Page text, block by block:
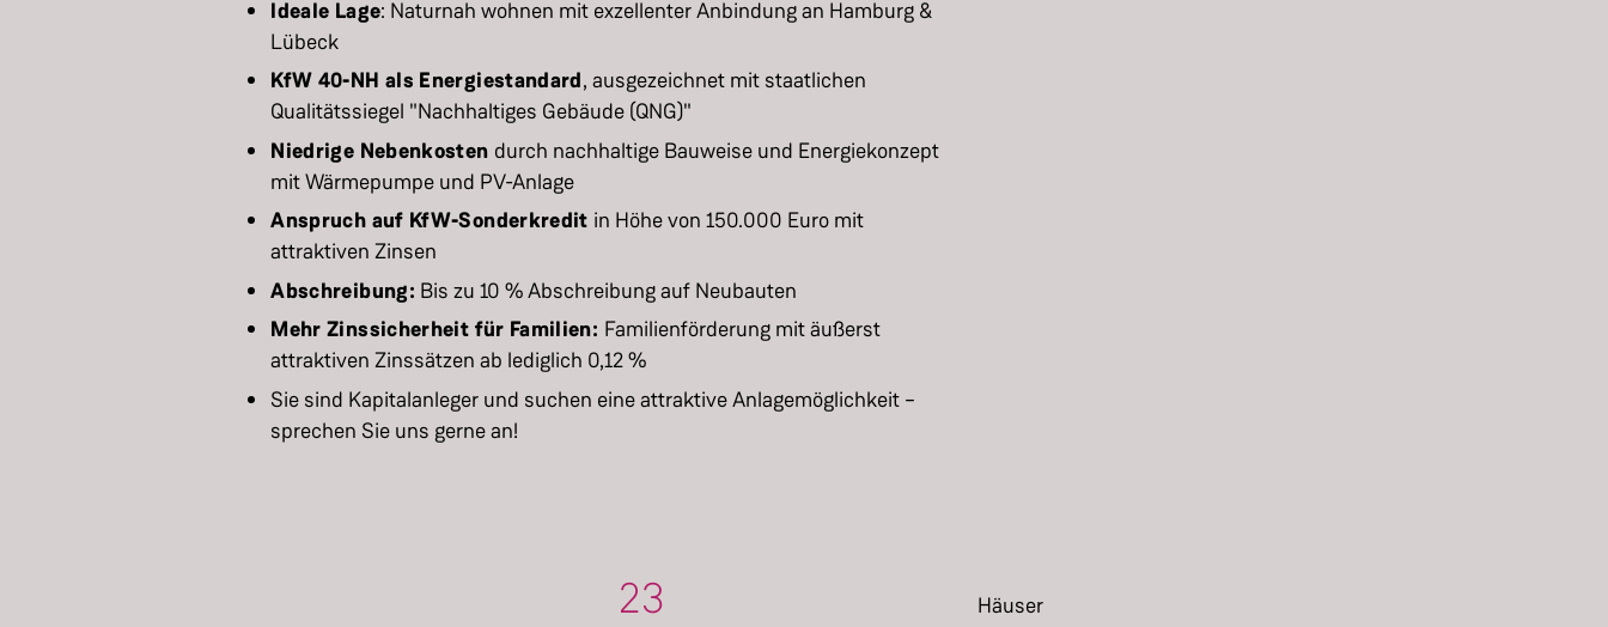
Ideale Lage: Naturnah wohnen mit exzellenter Anbindung an Hamburg &
Lübeck
KfW 40-NH als Energiestandard, ausgezeichnet mit staatlichen
Qualitätssiegel "Nachhaltiges Gebäude (QNG)"
Niedrige Nebenkosten durch nachhaltige Bauweise und Energiekonzept
mit Wärmepumpe und PV-Anlage
Anspruch auf KfW-Sonderkredit in Höhe von 150.000 Euro mit
attraktiven Zinsen
Abschreibung: Bis zu 10 % Abschreibung auf Neubauten
Mehr Zinssicherheit für Familien: Familienförderung mit äußerst
attraktiven Zinssätzen ab lediglich 0,12 %
Sie sind Kapitalanleger und suchen eine attraktive Anlagemöglichkeit –
sprechen Sie uns gerne an!
Häuser
23